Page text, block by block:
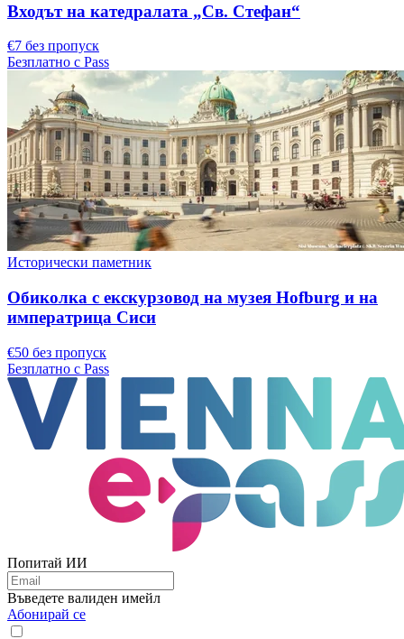
Входът на катедралата „Св. Стефан“
€7 без пропуск
Безплатно с Pass
Исторически паметник
Обиколка с екскурзовод на музея Hofburg и на
императрица Сиси
€50 без пропуск
Безплатно с Pass
Попитай ИИ
Въведете валиден имейл
Абонирай се